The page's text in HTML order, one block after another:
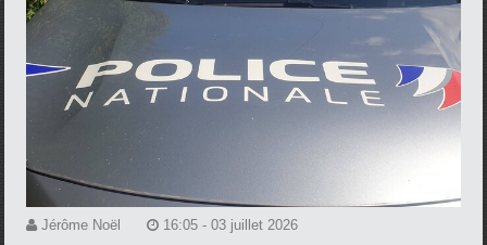
Jérôme Noël 16:05 - 03 juillet 2026